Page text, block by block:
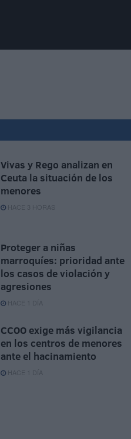
Vivas y Rego analizan en
Ceuta la situación de los
menores
HACE 3 HORAS
Proteger a niñas
marroquíes: prioridad ante
los casos de violación y
agresiones
HACE 1 DÍA
CCOO exige más vigilancia
en los centros de menores
ante el hacinamiento
HACE 1 DÍA